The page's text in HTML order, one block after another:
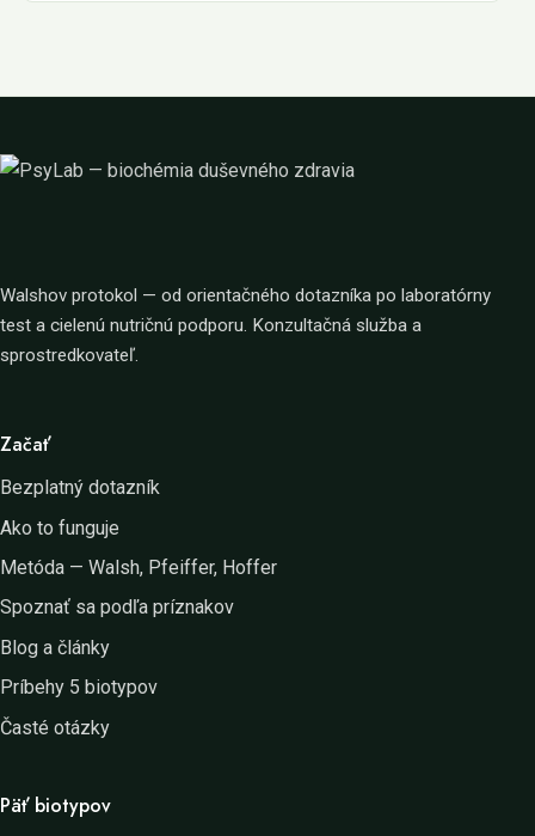
Walshov protokol — od orientačného dotazníka po laboratórny
test a cielenú nutričnú podporu. Konzultačná služba a
sprostredkovateľ.
Začať
Bezplatný dotazník
Ako to funguje
Metóda — Walsh, Pfeiffer, Hoffer
Spoznať sa podľa príznakov
Blog a články
Príbehy 5 biotypov
Časté otázky
Päť biotypov